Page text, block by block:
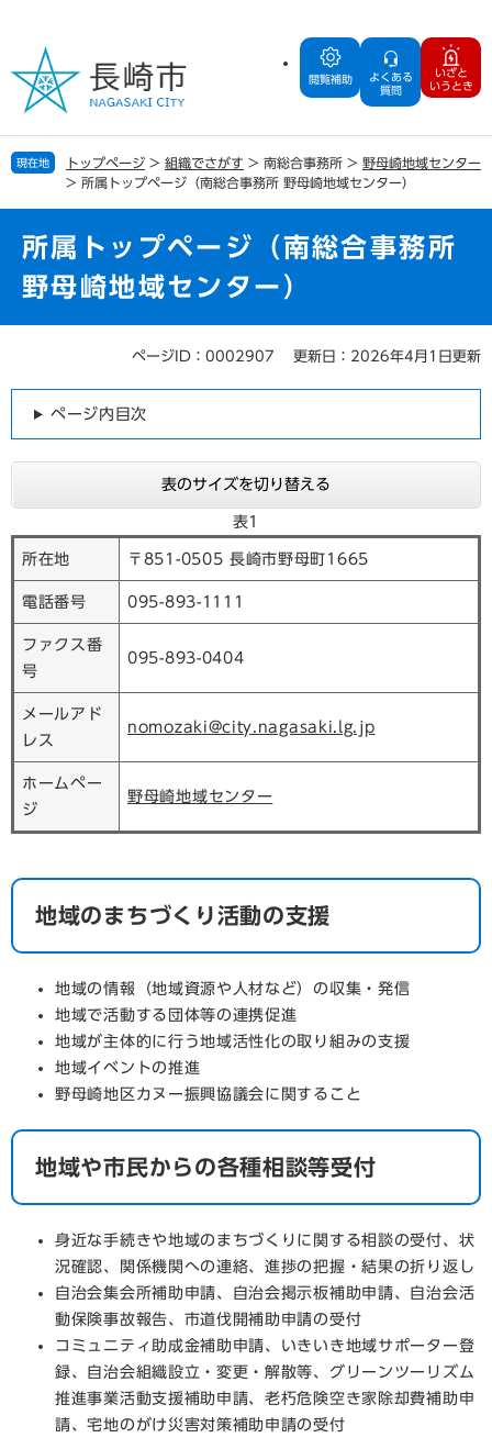
の
で
す
ー
ば
し
閲覧補助
よくある
質問
いざと
いうとき
現在地 トップページ > 組織でさがす > 南総合事務所 > 野母崎地域センター
> 所属トップページ（南総合事務所 野母崎地域センター）
所属トップページ（南総合事務所
野母崎地域センター）
ページID：0002907 更新日：2026年4月1日更新
ページ内目次
表のサイズを切り替える
表1
所在地 〒851-0505 長崎市野母町1665
電話番号 095-893-1111
ファクス番
号
095-893-0404
メールアド
レス
nomozaki@city.nagasaki.lg.jp
ホームペー
ジ
野母崎地域センター
地域のまちづくり活動の支援
地域の情報（地域資源や人材など）の収集・発信
地域で活動する団体等の連携促進
地域が主体的に行う地域活性化の取り組みの支援
地域イベントの推進
野母崎地区カヌー振興協議会に関すること
地域や市民からの各種相談等受付
身近な手続きや地域のまちづくりに関する相談の受付、状
況確認、関係機関への連絡、進捗の把握・結果の折り返し
自治会集会所補助申請、自治会掲示板補助申請、自治会活
動保険事故報告、市道伐開補助申請の受付
コミュニティ助成金補助申請、いきいき地域サポーター登
録、自治会組織設立・変更・解散等、グリーンツーリズム
推進事業活動支援補助申請、老朽危険空き家除却費補助申
請、宅地のがけ災害対策補助申請の受付